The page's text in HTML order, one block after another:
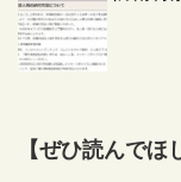
【ぜひ読んでほ